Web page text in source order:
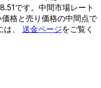
です。中間市場レート
格と売り価格の中間点で
、 送金ページをご覧く